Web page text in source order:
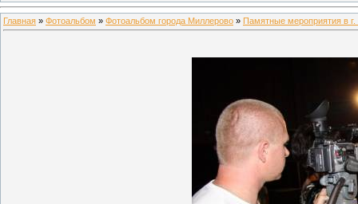
Главная » Фотоальбом » Фотоальбом города Миллерово » Памятные мероприятия в